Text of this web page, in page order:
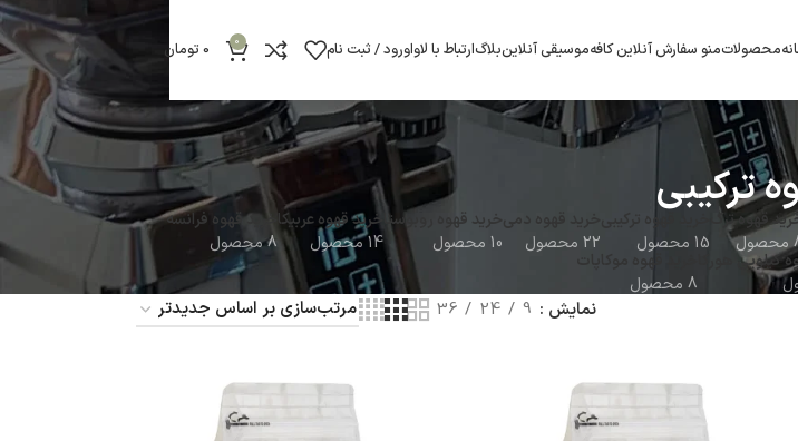
محصولاتمنو سفارش آنلاین کافهموسیقی آنلاینبلاگارتباط با لاواورود / ثبت نام 0
0 تومان
ترکیبی
قهوه ترک
خرید قهوه ترکیبی
15 محصول
خرید قهوه دمی
22 محصول
خرید قهوه روبوستا
10 محصول
خرید قهوه عربیکا
14 محصول
خرید قهوه فرانسه
8 محصول
کیلویی هورکا
خرید قهوه موکاپات
8 محصول
نمایش 9
24
36